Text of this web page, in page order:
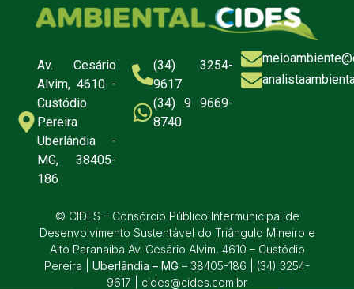
Av. Cesário
Alvim, 4610 -
Custódio
Pereira
Uberlândia -
MG, 38405-
186
(34) 3254-
9617
(34) 9 9669-
8740
© CIDES – Consórcio Público Intermunicipal de
Desenvolvimento Sustentável do Triângulo Mineiro e
Alto Paranaíba Av. Cesário Alvim, 4610 – Custódio
Pereira | Uberlândia – MG – 38405-186 | (34) 3254-
9617 | cides@cides.com.br